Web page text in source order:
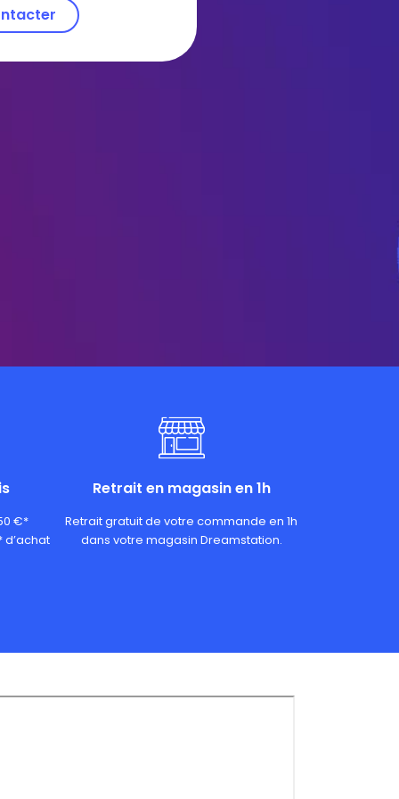
€*
d’achat
Retrait en magasin en 1h
Retrait gratuit de votre commande en 1h
dans votre magasin Dreamstation.